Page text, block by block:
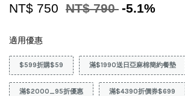
NT$ 750 NT$ 790 -5.1%
適用優惠
$599折購$59 滿$1990送日亞麻棉簡約餐墊
滿$2000_95折優惠 滿$4390折價券$699